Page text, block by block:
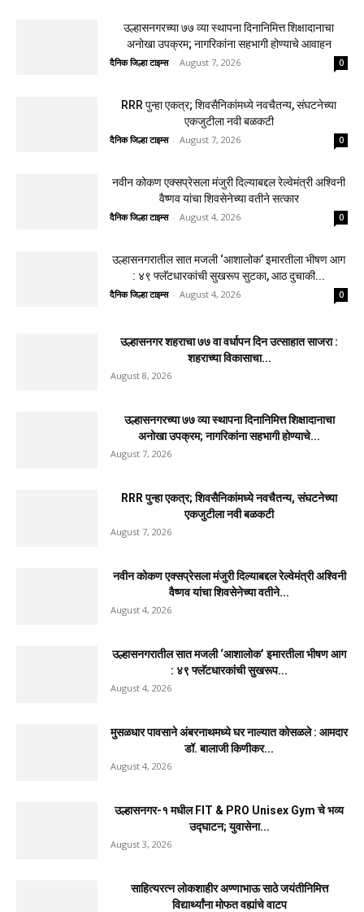
उल्हासनगरच्या ७७ व्या स्थापना दिनानिमित्त शिक्षादानाचा
अनोखा उपक्रम; नागरिकांना सहभागी होण्याचे आवाहन
दैनिक जिल्हा टाइम्स - August 7, 2026 0
RRR पुन्हा एकत्र; शिवसैनिकांमध्ये नवचैतन्य, संघटनेच्या
एकजुटीला नवी बळकटी
दैनिक जिल्हा टाइम्स - August 7, 2026 0
नवीन कोकण एक्सप्रेसला मंजुरी दिल्याबद्दल रेल्वेमंत्री अश्विनी
वैष्णव यांचा शिवसेनेच्या वतीने सत्कार
दैनिक जिल्हा टाइम्स - August 4, 2026 0
उल्हासनगरातील सात मजली ‘आशालोक’ इमारतीला भीषण आग
: ४९ फ्लॅटधारकांची सुखरूप सुटका, आठ दुचाकी...
दैनिक जिल्हा टाइम्स - August 4, 2026 0
उल्हासनगर शहराचा ७७ वा वर्धापन दिन उत्साहात साजरा :
शहराच्या विकासाचा...
August 8, 2026
उल्हासनगरच्या ७७ व्या स्थापना दिनानिमित्त शिक्षादानाचा
अनोखा उपक्रम; नागरिकांना सहभागी होण्याचे...
August 7, 2026
RRR पुन्हा एकत्र; शिवसैनिकांमध्ये नवचैतन्य, संघटनेच्या
एकजुटीला नवी बळकटी
August 7, 2026
नवीन कोकण एक्सप्रेसला मंजुरी दिल्याबद्दल रेल्वेमंत्री अश्विनी
वैष्णव यांचा शिवसेनेच्या वतीने...
August 4, 2026
उल्हासनगरातील सात मजली ‘आशालोक’ इमारतीला भीषण आग
: ४९ फ्लॅटधारकांची सुखरूप...
August 4, 2026
मुसळधार पावसाने अंबरनाथमध्ये घर नाल्यात कोसळले : आमदार
डॉ. बालाजी किणीकर...
August 4, 2026
उल्हासनगर-१ मधील FIT & PRO Unisex Gym चे भव्य
उद्घाटन; युवासेना...
August 3, 2026
साहित्यरत्न लोकशाहीर अण्णाभाऊ साठे जयंतीनिमित्त
विद्यार्थ्यांना मोफत वह्यांचे वाटप